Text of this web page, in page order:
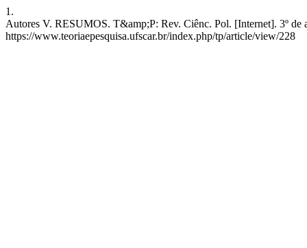
1.
Autores V. RESUMOS. T&amp;P: Rev. Ciênc. Pol. [Internet]. 3º
https://www.teoriaepesquisa.ufscar.br/index.php/tp/article/view/228